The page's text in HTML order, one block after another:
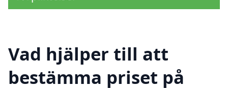
Vad hjälper till att
bestämma priset på